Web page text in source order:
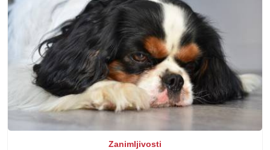
Zanimljivosti